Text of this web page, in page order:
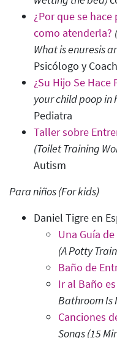
¿Por que se
como atenderla?
What is enuresis
Psicólogo y
¿Su Hijo Se Hace
your child poop in
Pediatra
Taller sobre
(Toilet Training
Autism
Para niños (For kids)
Daniel Tigre en
Una Guía
(A Potty
Baño de
Ir al Baño
Bathroom
Canciones
Songs (15